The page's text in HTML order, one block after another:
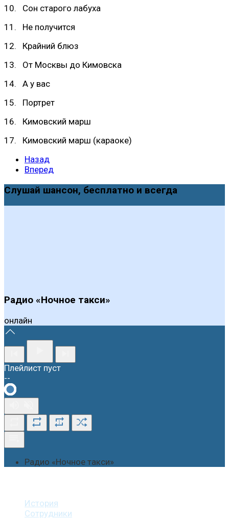
10. Сон старого лабуха
11. Не получится
12. Крайний блюз
13. От Москвы до Кимовска
14. А у вас
15. Портрет
16. Кимовский марш
17. Кимовский марш (караоке)
Назад
Вперед
Слушай шансон, бесплатно и всегда
Радио «Ночное такси»
онлайн
Плейлист пуст
--
1
Радио «Ночное такси»
История
Сотрудники